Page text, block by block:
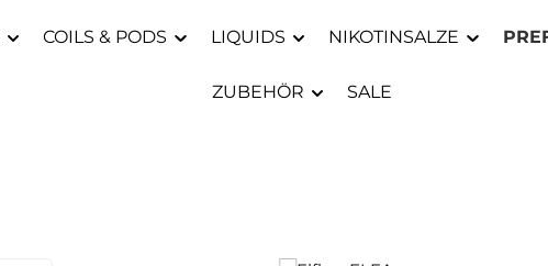
COILS & PODS LIQUIDS NIKOTINSALZE
ZUBEHÖR SALE